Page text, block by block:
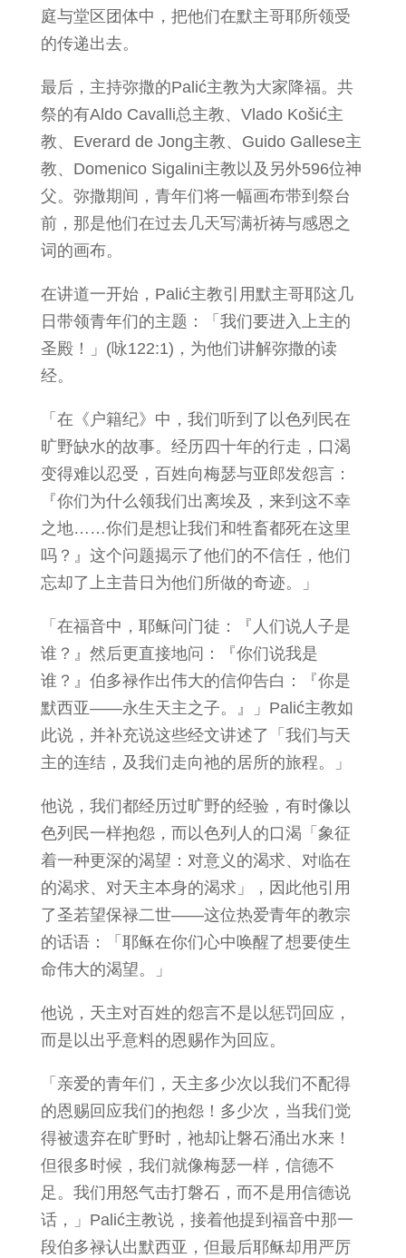
庭与堂区团体中，把他们在默主哥耶所领受
的传递出去。
最后，主持弥撒的Palić主教为大家降福。共
祭的有Aldo Cavalli总主教、Vlado Košić主
教、Everard de Jong主教、Guido Gallese主
教、Domenico Sigalini主教以及另外596位神
父。弥撒期间，青年们将一幅画布带到祭台
前，那是他们在过去几天写满祈祷与感恩之
词的画布。
在讲道一开始，Palić主教引用默主哥耶这几
日带领青年们的主题：「我们要进入上主的
圣殿！」(咏122:1)，为他们讲解弥撒的读
经。
「在《户籍纪》中，我们听到了以色列民在
旷野缺水的故事。经历四十年的行走，口渴
变得难以忍受，百姓向梅瑟与亚郎发怨言：
『你们为什么领我们出离埃及，来到这不幸
之地……你们是想让我们和牲畜都死在这里
吗？』这个问题揭示了他们的不信任，他们
忘却了上主昔日为他们所做的奇迹。」
「在福音中，耶稣问门徒：『人们说人子是
谁？』然后更直接地问：『你们说我是
谁？』伯多禄作出伟大的信仰告白：『你是
默西亚——永生天主之子。』」Palić主教如
此说，并补充说这些经文讲述了「我们与天
主的连结，及我们走向祂的居所的旅程。」
他说，我们都经历过旷野的经验，有时像以
色列民一样抱怨，而以色列人的口渴「象征
着一种更深的渴望：对意义的渴求、对临在
的渴求、对天主本身的渴求」，因此他引用
了圣若望保禄二世——这位热爱青年的教宗
的话语：「耶稣在你们心中唤醒了想要使生
命伟大的渴望。」
他说，天主对百姓的怨言不是以惩罚回应，
而是以出乎意料的恩赐作为回应。
「亲爱的青年们，天主多少次以我们不配得
的恩赐回应我们的抱怨！多少次，当我们觉
得被遗弃在旷野时，祂却让磐石涌出水来！
但很多时候，我们就像梅瑟一样，信德不
足。我们用怒气击打磐石，而不是用信德说
话，」Palić主教说，接着他提到福音中那一
段伯多禄认出默西亚，但最后耶稣却用严厉